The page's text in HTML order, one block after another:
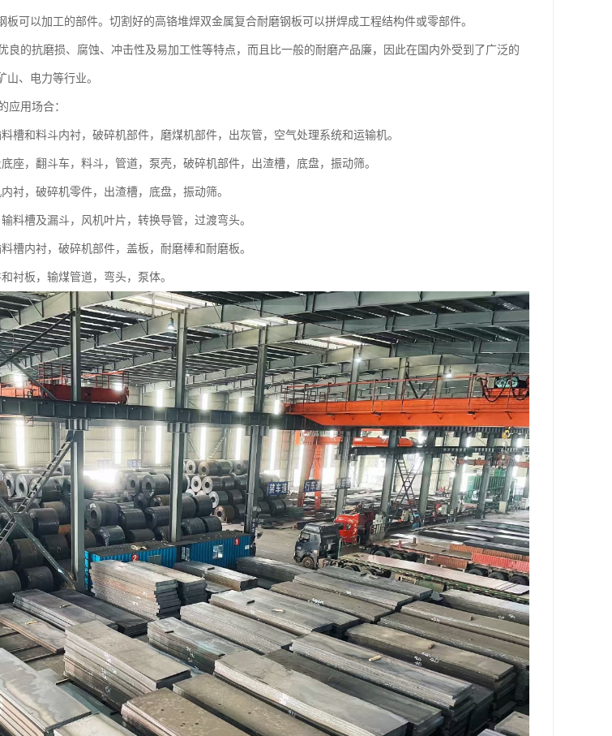
可以加工的部件。切割好的高铬堆焊双金属复合耐磨钢板可以拼焊成工程结构件或零部件。
良的抗磨损、腐蚀、冲击性及易加工性等特点，而且比一般的耐磨产品廉，因此在国内外受到了广泛的
、电力等行业。
应用场合：
槽和料斗内衬，破碎机部件，磨煤机部件，出灰管，空气处理系统和运输机。
座，翻斗车，料斗，管道，泵壳，破碎机部件，出渣槽，底盘，振动筛。
衬，破碎机零件，出渣槽，底盘，振动筛。
料槽及漏斗，风机叶片，转换导管，过渡弯头。
槽内衬，破碎机部件，盖板，耐磨棒和耐磨板。
衬板，输煤管道，弯头，泵体。